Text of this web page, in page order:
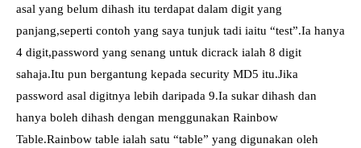
asal yang belum dihash itu terdapat dalam digit yang
panjang,seperti contoh yang saya tunjuk tadi iaitu “test”.Ia hanya
4 digit,password yang senang untuk dicrack ialah 8 digit
sahaja.Itu pun bergantung kepada security MD5 itu.Jika
password asal digitnya lebih daripada 9.Ia sukar dihash dan
hanya boleh dihash dengan menggunakan Rainbow
Table.Rainbow table ialah satu “table” yang digunakan oleh